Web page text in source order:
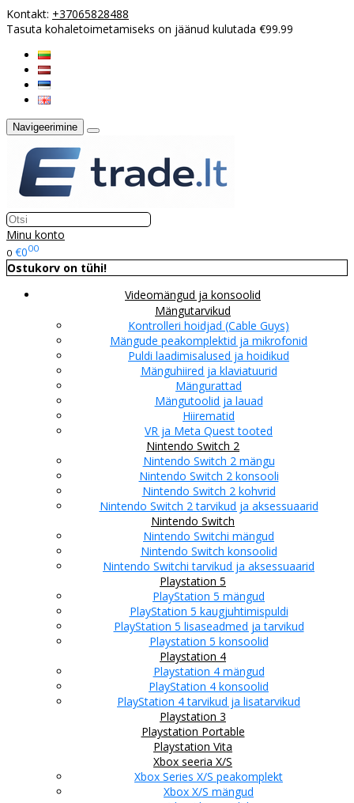
Kontakt: +37065828488
Tasuta kohaletoimetamiseks on jäänud kulutada €99.99
Navigeerimine
Minu konto
0 €000
Ostukorv on tühi!
Videomängud ja konsoolid
Mängutarvikud
Kontrolleri hoidjad (Cable Guys)
Mängude peakomplektid ja mikrofonid
Puldi laadimisalused ja hoidikud
Mänguhiired ja klaviatuurid
Mängurattad
Mängutoolid ja lauad
Hiirematid
VR ja Meta Quest tooted
Nintendo Switch 2
Nintendo Switch 2 mängu
Nintendo Switch 2 konsooli
Nintendo Switch 2 kohvrid
Nintendo Switch 2 tarvikud ja aksessuaarid
Nintendo Switch
Nintendo Switchi mängud
Nintendo Switch konsoolid
Nintendo Switchi tarvikud ja aksessuaarid
Playstation 5
PlayStation 5 mängud
PlayStation 5 kaugjuhtimispuldi
PlayStation 5 lisaseadmed ja tarvikud
Playstation 5 konsoolid
Playstation 4
Playstation 4 mängud
PlayStation 4 konsoolid
PlayStation 4 tarvikud ja lisatarvikud
Playstation 3
Playstation Portable
Playstation Vita
Xbox seeria X/S
Xbox Series X/S peakomplekt
Xbox X/S mängud